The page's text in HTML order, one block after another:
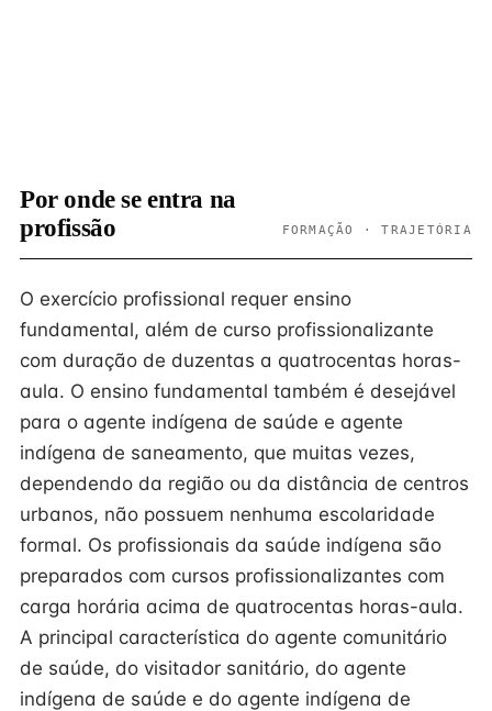
Por onde se entra na
profissão
FORMAÇÃO · TRAJETÓRIA
O exercício profissional requer ensino
fundamental, além de curso profissionalizante
com duração de duzentas a quatrocentas horas-
aula. O ensino fundamental também é desejável
para o agente indígena de saúde e agente
indígena de saneamento, que muitas vezes,
dependendo da região ou da distância de centros
urbanos, não possuem nenhuma escolaridade
formal. Os profissionais da saúde indígena são
preparados com cursos profissionalizantes com
carga horária acima de quatrocentas horas-aula.
A principal característica do agente comunitário
de saúde, do visitador sanitário, do agente
indígena de saúde e do agente indígena de